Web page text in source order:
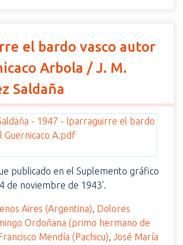
el bardo vasco autor
Arbola / J. M.
Saldaña
publicado en el Suplemento gráfico
de noviembre de 1943'.
Aires (Argentina), Dolores
Ordoñana (primo hermano de
Mendía (Pachicu), José María